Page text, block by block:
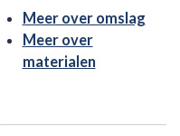
Meer over omslag
Meer over
materialen